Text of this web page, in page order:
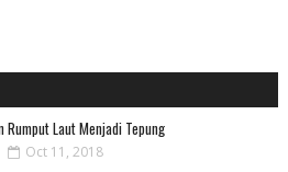
Rumput Laut Menjadi Tepung
Oct 11, 2018